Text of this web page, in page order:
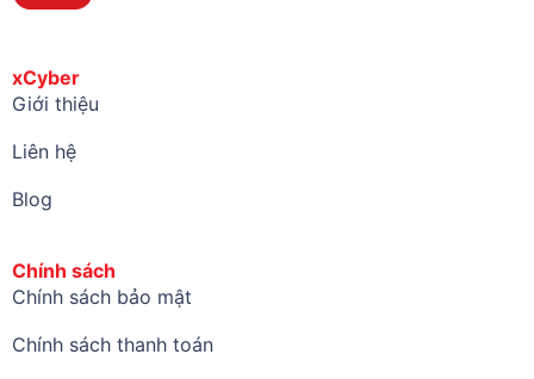
xCyber
Giới thiệu
Liên hệ
Blog
Chính sách
Chính sách bảo mật
Chính sách thanh toán